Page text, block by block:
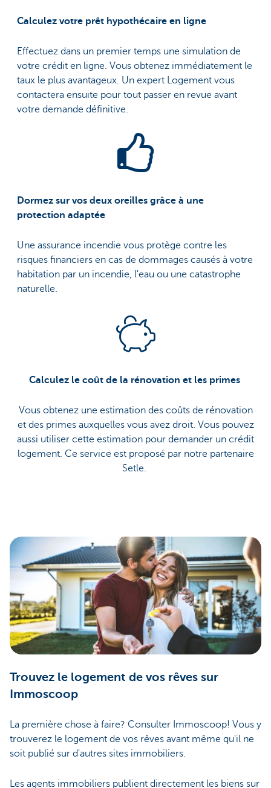
Calculez votre prêt hypothécaire en ligne
Effectuez dans un premier temps une simulation de
votre crédit en ligne. Vous obtenez immédiatement le
taux le plus avantageux. Un expert Logement vous
contactera ensuite pour tout passer en revue avant
votre demande définitive.
Dormez sur vos deux oreilles grâce à une
protection adaptée
Une assurance incendie vous protège contre les
risques financiers en cas de dommages causés à votre
habitation par un incendie, l'eau ou une catastrophe
naturelle.
Calculez le coût de la rénovation et les primes
Vous obtenez une estimation des coûts de rénovation
et des primes auxquelles vous avez droit. Vous pouvez
aussi utiliser cette estimation pour demander un crédit
logement. Ce service est proposé par notre partenaire
Setle.
Trouvez le logement de vos rêves sur
Immoscoop
La première chose à faire? Consulter Immoscoop! Vous y
trouverez le logement de vos rêves avant même qu'il ne
soit publié sur d'autres sites immobiliers.
Les agents immobiliers publient directement les biens sur